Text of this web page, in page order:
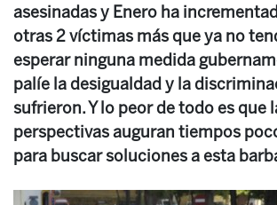
asesinadas y Enero ha
otras 2 víctimas más que ya no
esperar ninguna medida
palíe la desigualdad y la
sufrieron. Y lo peor de todo es que
perspectivas auguran tiempos
para buscar soluciones a esta